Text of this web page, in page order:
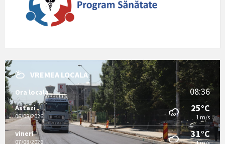
VREMEA LOCALA
Ora locala 08:36
Astazi
06/08/2026
25°C
1 m/s
vineri
07/08/2026
31°C